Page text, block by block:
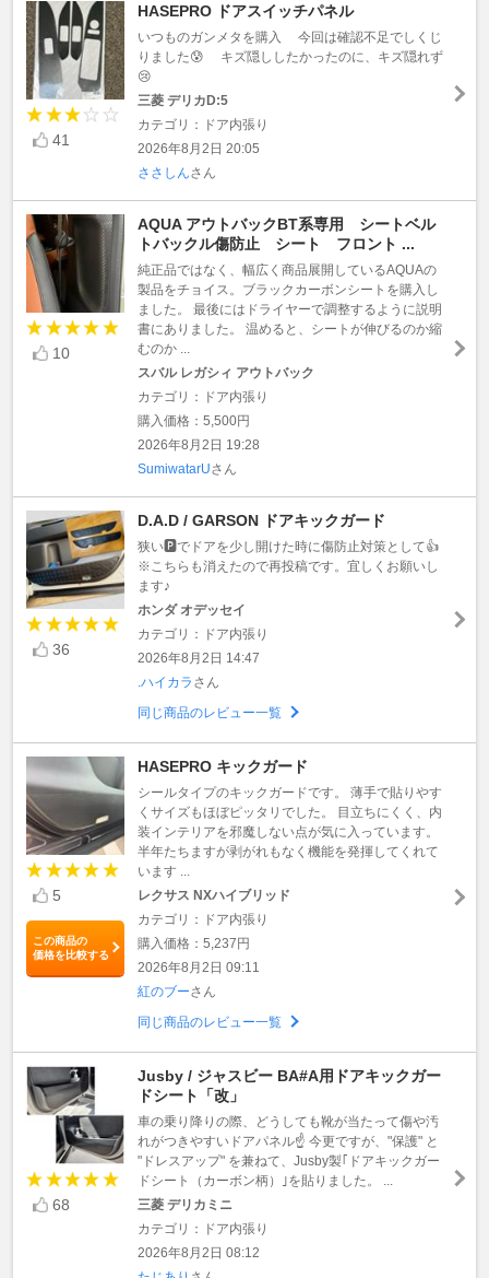
41
HASEPRO ドアスイッチパネル
いつものガンメタを購入 今回は確認不足でしくじ
りました😰 キズ隠ししたかったのに、キズ隠れず
😢
三菱 デリカD:5
カテゴリ：ドア内張り
2026年8月2日 20:05
ささしんさん
10
AQUA アウトバックBT系専用 シートベル
トバックル傷防止 シート フロント ...
純正品ではなく、幅広く商品展開しているAQUAの
製品をチョイス。ブラックカーボンシートを購入し
ました。 最後にはドライヤーで調整するように説明
書にありました。 温めると、シートが伸びるのか縮
むのか ...
スバル レガシィ アウトバック
カテゴリ：ドア内張り
購入価格：5,500円
2026年8月2日 19:28
SumiwatarUさん
36
D.A.D / GARSON ドアキックガード
狭い🅿️でドアを少し開けた時に傷防止対策として👍
※こちらも消えたので再投稿です。宜しくお願いし
ます♪
ホンダ オデッセイ
カテゴリ：ドア内張り
2026年8月2日 14:47
.ハイカラ さん
同じ商品のレビュー一覧
5
この商品の
価格を比較する
HASEPRO キックガード
シールタイプのキックガードです。 薄手で貼りやす
くサイズもほぼピッタリでした。 目立ちにくく、内
装インテリアを邪魔しない点が気に入っています。
半年たちますが剥がれもなく機能を発揮してくれて
います ...
レクサス NXハイブリッド
カテゴリ：ドア内張り
購入価格：5,237円
2026年8月2日 09:11
紅のブーさん
同じ商品のレビュー一覧
68
Jusby / ジャスビー BA#A用ドアキックガー
ドシート「改」
車の乗り降りの際、どうしても靴が当たって傷や汚
れがつきやすいドアパネル☝ 今更ですが、"保護" と
"ドレスアップ" を兼ねて、Jusby製｢ドアキックガー
ドシート（カーボン柄）｣を貼りました。 ...
三菱 デリカミニ
カテゴリ：ドア内張り
2026年8月2日 08:12